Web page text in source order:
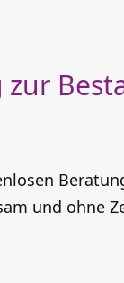
zur
und ohne